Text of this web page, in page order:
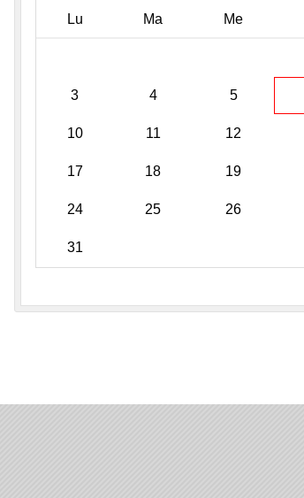
Lu Ma Me
3 4 5
10 11 12
17 18 19
24 25 26
31